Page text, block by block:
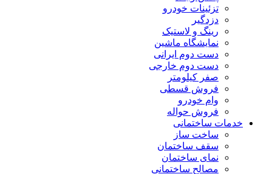
تزئینات خودرو
دزدگیر
رینگ و لاستیک
نمایشگاه ماشین
دست دوم ایرانی
دست دوم خارجی
صفر کیلومتر
فروش قسطی
وام خودرو
فروش حواله
خدمات ساختمانی
ساخت ساز
سقف ساختمان
نمای ساختمان
مصالح ساختمانی